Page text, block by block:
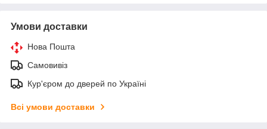
Умови доставки
Нова Пошта
Самовивіз
Кур'єром до дверей по Україні
Всі умови доставки